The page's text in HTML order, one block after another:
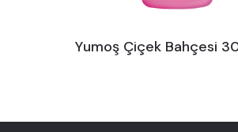
Yumoş Çiçek Bahçesi